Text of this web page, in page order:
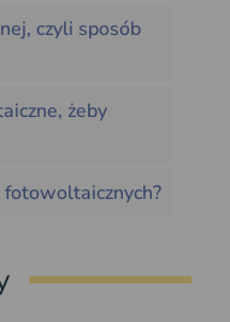
czyli sposób
żeby